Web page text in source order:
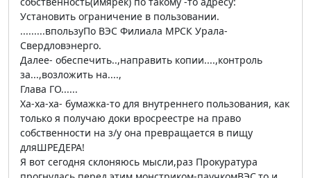
Установить ограничение в пользовании.
.........впользуПо ВЭС Филиала МРСК Урала-
Свердловэнерго.
Далее- обеспечить..,направить копии....,контроль
за...,возложить на....,
Глава ГО......
Ха-ха-ха- бумажка-то для внутреннего пользования, как
только я получаю доки вросреестре на право
собственности на з/у она превращается в пищу
дляШРЕДЕРА!
Я вот сегодня склоняюсь мысли,раз Прокуратура